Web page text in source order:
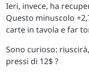
Ieri, invece, ha
Questo minuscolo
carte in tavola e far
Sono curioso:
pressi di 12$ ?